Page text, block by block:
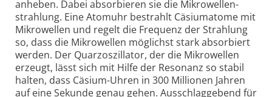
anheben. Dabei absorbieren sie die Mikrowellen­
strahlung. Eine Atomuhr bestrahlt Cäsiumatome mit
Mikrowellen und regelt die Frequenz der Strahlung
so, dass die Mikrowellen möglichst stark absorbiert
werden. Der Quarzoszillator, der die Mikrowellen
erzeugt, lässt sich mit Hilfe der Resonanz so stabil
halten, dass Cäsium-Uhren in 300 Millionen Jahren
auf eine Sekunde genau gehen. Ausschlaggebend für